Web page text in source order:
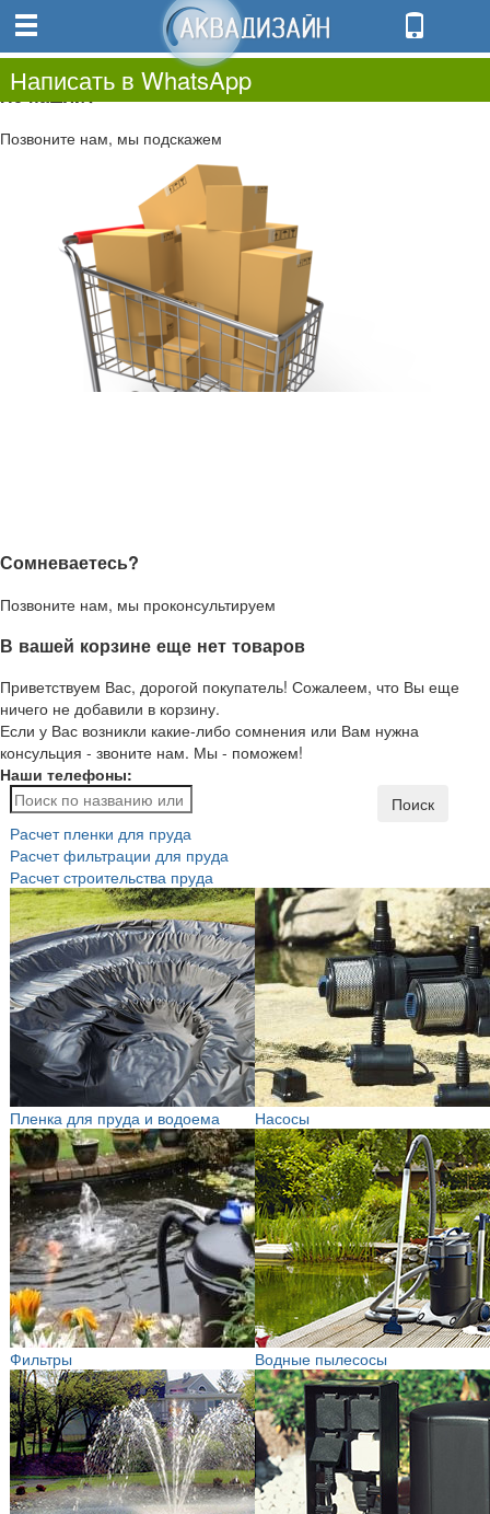
0.00
0
Не нашли?
Позвоните нам, мы подскажем
Сомневаетесь?
Позвоните нам, мы проконсультируем
В вашей корзине еще нет товаров
Приветствуем Вас, дорогой покупатель! Сожалеем, что Вы еще
ничего не добавили в корзину.
Если у Вас возникли какие-либо сомнения или Вам нужна
консульция - звоните нам. Мы - поможем!
Наши телефоны:
Написать в WhatsApp
Поиск
Расчет пленки для пруда
Расчет фильтрации для пруда
Расчет строительства пруда
Пленка для пруда и водоема Насосы
Фильтры Водные пылесосы